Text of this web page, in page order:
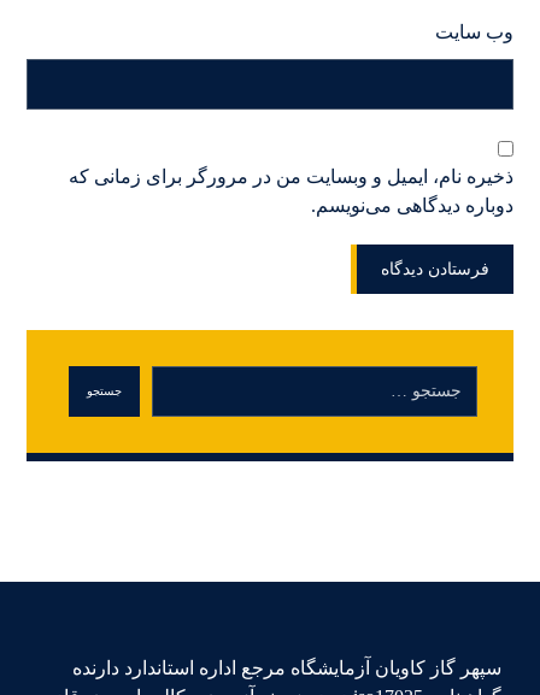
وب‌ سایت
ذخیره نام، ایمیل و وبسایت من در مرورگر برای زمانی که
دوباره دیدگاهی می‌نویسم.
سپهر گاز کاویان آزمایشگاه مرجع اداره استاندارد دارنده